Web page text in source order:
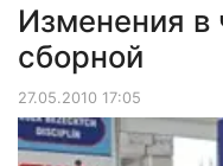
Изменения
сборной
27.05.2010 17:05